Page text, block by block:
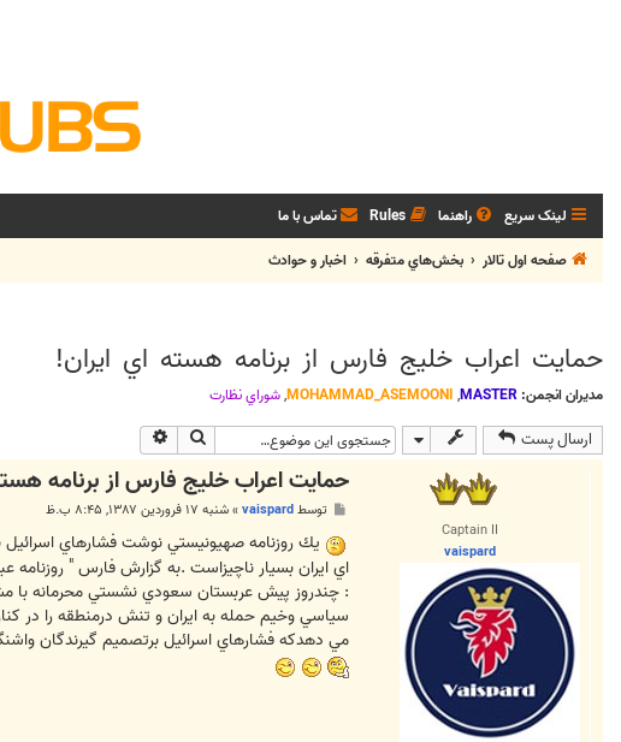
لینک سریع راهنما Rules تماس با ما
صفحه اول تالار
بخش‌‌هاي متفرقه اخبار و حوادث
حمايت اعراب خليج فارس از برنامه هسته اي ايران!
مدیران انجمن: MASTER
,
MOHAMMAD_ASEMOONI
,شوراي نظارت
ارسال پست جستجو
Captain II
vaispard
حمايت اعراب خليج فارس از برنامه
ت
توسطvaispard
»شنبه ۱۷ فروردین ۱۳۸۷, ۸:۴۵ ب.ظ
يك روزنامه صهيونيستي نوشت فشارهاي اسرائيل
اي ايران بسيار ناچيزاست .به گزارش فارس "
: چندروز پيش عربستان سعودي نشستي محرمانه با
سياسي وخيم حمله به ايران و تنش درمنطقه را در
مي دهدكه فشارهاي اسرائيل برتصميم گيرندگان